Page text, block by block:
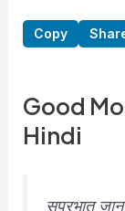
Copy
Good
Hindi
सुप्रभात